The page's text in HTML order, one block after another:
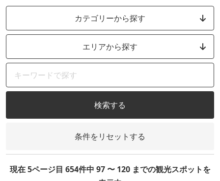
カテゴリーから探す
エリアから探す
検索する
条件をリセットする
現在 5ページ目 654件中 97 〜 120 までの観光スポットを